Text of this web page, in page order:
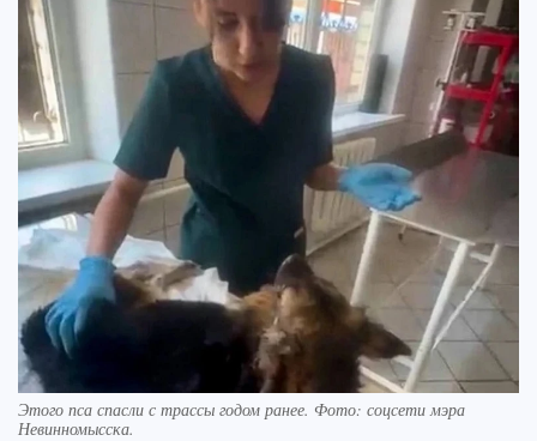
Этого пса спасли с трассы годом ранее. Фото: соцсети мэра
Невинномысска.